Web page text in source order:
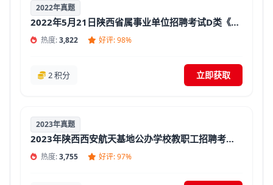
2022年真题
2022年5月21日陕西省属事业单位招聘考试D类《综合应用能力》（教师岗小学）真题试卷及答案【含解析】
热度:3,822 好评: 98%
2 积分 立即获取
2023年真题
2023年陕西西安航天基地公办学校教职工招聘考试《幼儿教师专业知识》真题精选汇总【答案+解析】
热度:3,755 好评: 97%